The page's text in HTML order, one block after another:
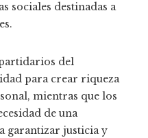
sociales destinadas a
del
para crear riqueza
mientras que los
de una
garantizar justicia y